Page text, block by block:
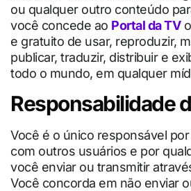
ou qualquer outro conteúdo
você concede ao Portal da TVo
e gratuito de usar, reproduzir,
publicar, traduzir, distribuir e
todo o mundo, em qualquer
Responsabilidade
Você é o único responsável
com outros usuários e por
você enviar ou transmitir
Você concorda em não enviar